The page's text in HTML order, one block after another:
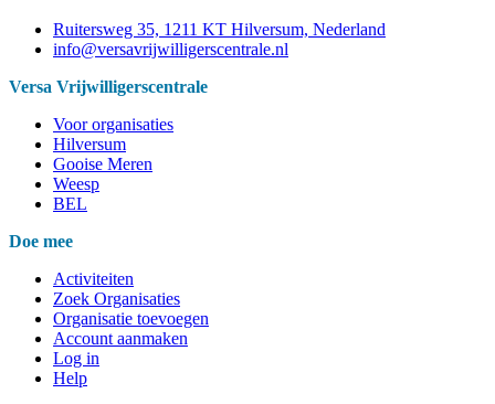
Ruitersweg 35, 1211 KT Hilversum, Nederland
info@versavrijwilligerscentrale.nl
Versa Vrijwilligerscentrale
Voor organisaties
Hilversum
Gooise Meren
Weesp
BEL
Doe mee
Activiteiten
Zoek Organisaties
Organisatie toevoegen
Account aanmaken
Log in
Help